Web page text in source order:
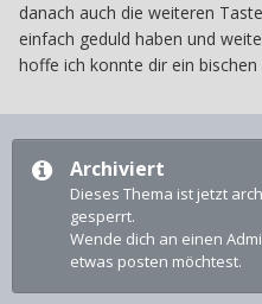
danach auch die weiteren
einfach geduld haben und
hoffe ich konnte dir ein bischen
Archiviert
Dieses Thema ist jetzt
gesperrt.
Wende dich an einen
etwas posten möchtest.